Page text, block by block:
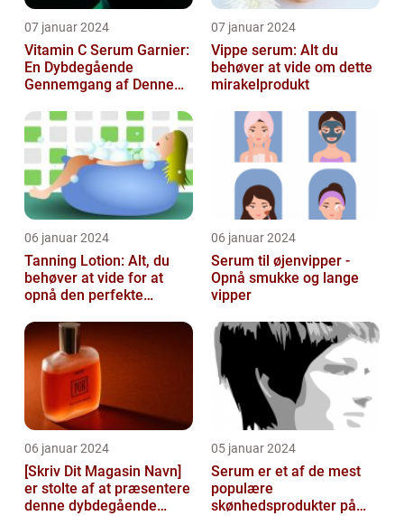
07 januar 2024
Vitamin C Serum Garnier:
En Dybdegående
Gennemgang af Denne
Kosmetikfavorit
07 januar 2024
Vippe serum: Alt du
behøver at vide om dette
mirakelprodukt
06 januar 2024
Tanning Lotion: Alt, du
behøver at vide for at
opnå den perfekte
06 januar 2024
Serum til øjenvipper -
Opnå smukke og lange
vipper
06 januar 2024
[Skriv Dit Magasin Navn]
er stolte af at præsentere
denne dybdegående
05 januar 2024
Serum er et af de mest
populære
skønhedsprodukter på